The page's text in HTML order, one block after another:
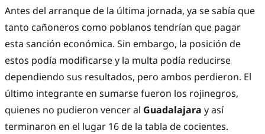
Antes del arranque de la última jornada, ya se sabía que
tanto cañoneros como poblanos tendrían que pagar
esta sanción económica. Sin embargo, la posición de
estos podía modificarse y la multa podía reducirse
dependiendo sus resultados, pero ambos perdieron. El
último integrante en sumarse fueron los rojinegros,
quienes no pudieron vencer al Guadalajara y así
terminaron en el lugar 16 de la tabla de cocientes.